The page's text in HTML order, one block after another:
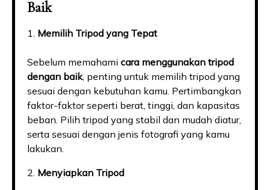
Baik
1. Memilih Tripod yang Tepat
Sebelum memahami cara menggunakan tripod
dengan baik, penting untuk memilih tripod yang
sesuai dengan kebutuhan kamu. Pertimbangkan
faktor-faktor seperti berat, tinggi, dan kapasitas
beban. Pilih tripod yang stabil dan mudah diatur,
serta sesuai dengan jenis fotografi yang kamu
lakukan.
2. Menyiapkan Tripod